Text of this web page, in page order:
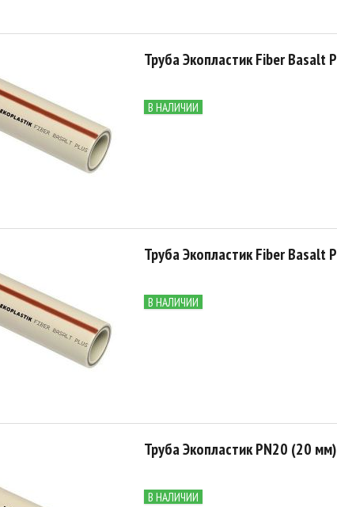
Труба Экопластик Fiber Basalt
В НАЛИЧИИ
Труба Экопластик Fiber Basalt
В НАЛИЧИИ
Труба Экопластик PN20 (20
В НАЛИЧИИ